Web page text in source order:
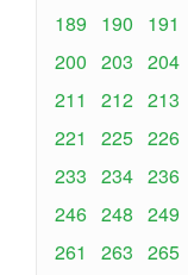
189
190 191
200 203 204
211
212 213
221
225 226
233 234 236
246 248 249
261
263 265